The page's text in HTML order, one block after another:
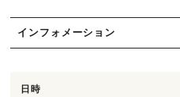
インフォメーション
日時